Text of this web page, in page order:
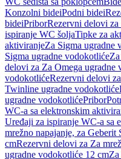
Konzolni bideiPodni bidei
bideiPriborRezervni delovi za
ispiranje WC šoljaTipke za
aktiviranjeZa Sigma ugradne
Sigma ugradne vodokotliće
delovi za Za Omega ugradne
vodokotlićeRezervni delovi
Twinline ugradne vodokotliće
ugradne vodokotlićePribor
WC-a sa elektronskim
Uređaji za ispiranje WC-a sa
mrežno napajanje, za
cmRezervni delovi za Za
ugradne vodokotliće 12 cm